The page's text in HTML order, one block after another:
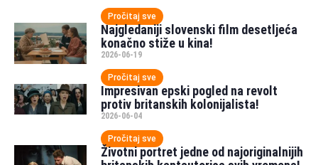
Pročitaj sve
Najgledaniji slovenski film desetljeća
konačno stiže u kina!
2026-06-19
Pročitaj sve
Impresivan epski pogled na revolt
protiv britanskih kolonijalista!
2026-06-04
Pročitaj sve
Životni portret jedne od najoriginalnijih